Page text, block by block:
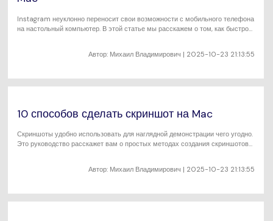
Instagram неуклонно переносит свои возможности с мобильного телефона
на настольный компьютер. В этой статье мы расскажем о том, как быстро
Автор: Михаил Владимирович | 2025-10-23 21:13:55
10 способов сделать скриншот на Mac
Скриншоты удобно использовать для наглядной демонстрации чего угодно.
Это руководство расскажет вам о простых методах создания скриншотов
Автор: Михаил Владимирович | 2025-10-23 21:13:55